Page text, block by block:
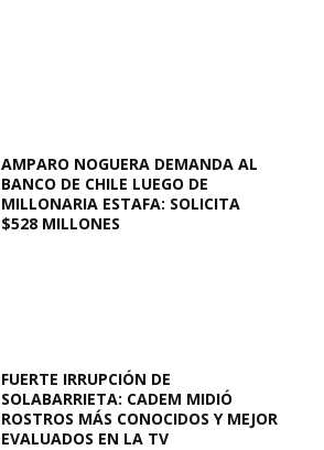
AMPARO NOGUERA DEMANDA AL
BANCO DE CHILE LUEGO DE
MILLONARIA ESTAFA: SOLICITA
$528 MILLONES
FUERTE IRRUPCIÓN DE
SOLABARRIETA: CADEM MIDIÓ
ROSTROS MÁS CONOCIDOS Y MEJOR
EVALUADOS EN LA TV